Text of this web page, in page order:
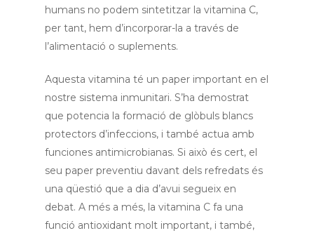
humans no podem sintetitzar la vitamina C,
per tant, hem d’incorporar-la a través de
l’alimentació o suplements.
Aquesta vitamina té un paper important en el
nostre sistema inmunitari. S’ha demostrat
que potencia la formació de glòbuls blancs
protectors d’infeccions, i també actua amb
funciones antimicrobianas. Si això és cert, el
seu paper preventiu davant dels refredats és
una qüestió que a dia d’avui segueix en
debat. A més a més, la vitamina C fa una
funció antioxidant molt important, i també,